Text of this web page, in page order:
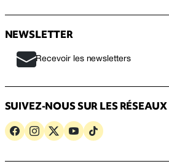
NEWSLETTER
Recevoir les newsletters
SUIVEZ-NOUS SUR LES RÉSEAUX